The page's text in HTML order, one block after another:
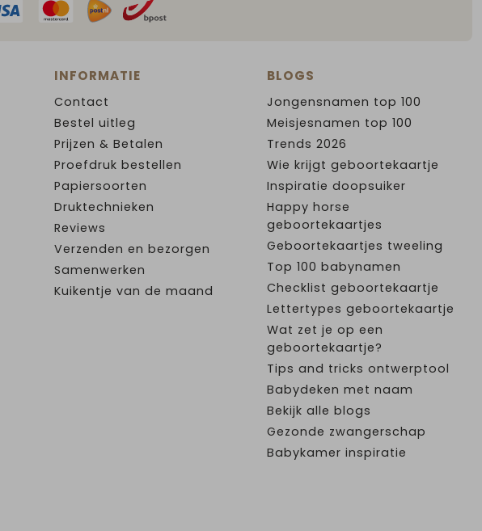
INFORMATIE
Contact
Bestel uitleg
Prijzen & Betalen
Proefdruk bestellen
Papiersoorten
Druktechnieken
Reviews
Verzenden en bezorgen
Samenwerken
Kuikentje van de maand
BLOGS
Jongensnamen top 100
Meisjesnamen top 100
Trends 2026
Wie krijgt geboortekaartje
Inspiratie doopsuiker
Happy horse
geboortekaartjes
Geboortekaartjes tweeling
Top 100 babynamen
Checklist geboortekaartje
Lettertypes geboortekaartje
Wat zet je op een
geboortekaartje?
Tips and tricks ontwerptool
Babydeken met naam
Bekijk alle blogs
Gezonde zwangerschap
Babykamer inspiratie